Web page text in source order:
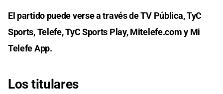
El partido puede verse a través de TV Pública, TyC
Sports, Telefe, TyC Sports Play, Mitelefe.com y Mi
Telefe App.
Los titulares